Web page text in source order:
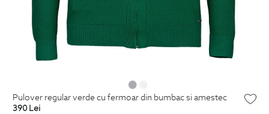
pulover regular verde cu fermoar din bumbac si amestec
390 Lei